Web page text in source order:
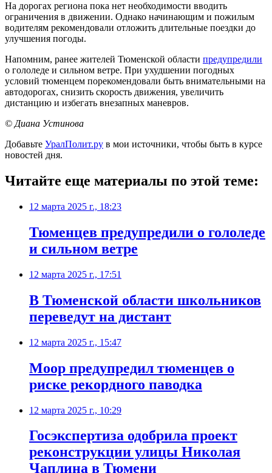
На дорогах региона пока нет необходимости вводить
ограничения в движении. Однако начинающим и пожилым
водителям рекомендовали отложить длительные поездки до
улучшения погоды.
Напомним, ранее жителей Тюменской области предупредили
о гололеде и сильном ветре. При ухудшении погодных
условий тюменцем порекомендовали быть внимательными на
автодорогах, снизить скорость движения, увеличить
дистанцию и избегать внезапных маневров.
© Диана Устинова
Добавьте УралПолит.ру в мои источники, чтобы быть в курсе
новостей дня.
Читайте еще материалы по этой теме:
12 марта 2025 г., 18:23
Тюменцев предупредили о гололеде
и сильном ветре
12 марта 2025 г., 17:51
В Тюменской области школьников
переведут на дистант
12 марта 2025 г., 15:47
Моор предупредил тюменцев о
риске рекордного паводка
12 марта 2025 г., 10:29
Госэкспертиза одобрила проект
реконструкции улицы Николая
Чаплина в Тюмени